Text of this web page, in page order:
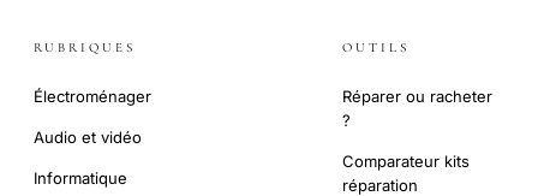
RUBRIQUES
Électroménager
Audio et vidéo
Informatique
OUTILS
Réparer ou racheter
?
Comparateur kits
réparation